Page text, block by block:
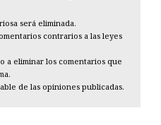
será eliminada.
contrarios a las leyes
a eliminar los comentarios que
de las opiniones publicadas.